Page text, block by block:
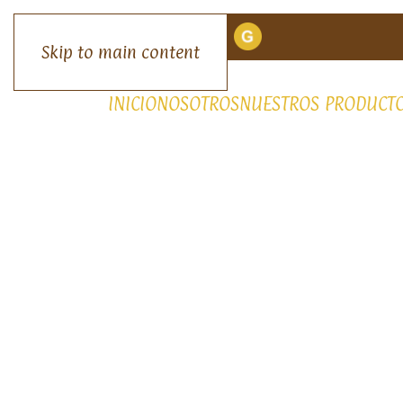
Skip to main content
INICIONOSOTROSNUESTROS